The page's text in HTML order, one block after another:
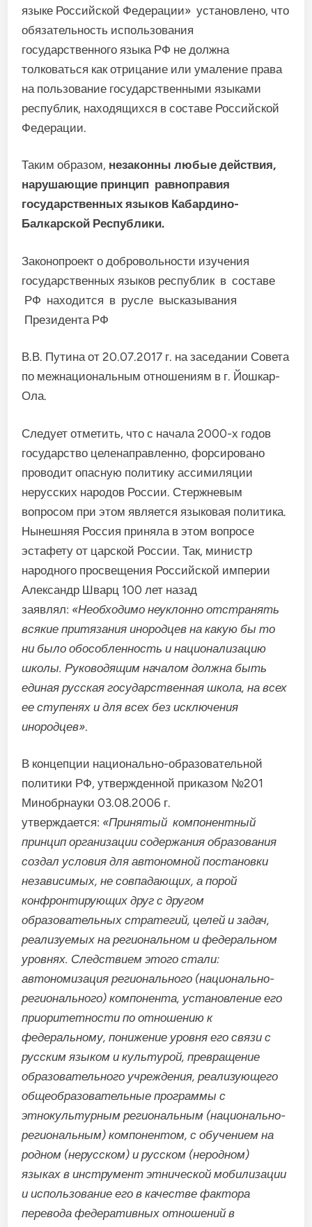
языке Российской Федерации» установлено, что
обязательность использования
государственного языка РФ не должна
толковаться как отрицание или умаление права
на пользование государственными языками
республик, находящихся в составе Российской
Федерации.
Таким образом, незаконны любые действия,
нарушающие принцип равноправия
государственных языков Кабардино-
Балкарской Республики.
Законопроект о добровольности изучения
государственных языков республик в составе
РФ находится в русле высказывания
Президента РФ
В.В. Путина от 20.07.2017 г. на заседании Совета
по межнациональным отношениям в г. Йошкар-
Ола.
Следует отметить, что с начала 2000-х годов
государство целенаправленно, форсировано
проводит опасную политику ассимиляции
нерусских народов России. Стержневым
вопросом при этом является языковая политика.
Нынешняя Россия приняла в этом вопросе
эстафету от царской России. Так, министр
народного просвещения Российской империи
Александр Шварц 100 лет назад
заявлял: «Необходимо неуклонно отстранять
всякие притязания инородцев на какую бы то
ни было обособленность и национализацию
школы. Руководящим началом должна быть
единая русская государственная школа, на всех
ее ступенях и для всех без исключения
инородцев».
В концепции национально-образовательной
политики РФ, утвержденной приказом №201
Минобрнауки 03.08.2006 г.
утверждается: «Принятый компонентный
принцип организации содержания образования
создал условия для автономной постановки
независимых, не совпадающих, а порой
конфронтирующих друг с другом
образовательных стратегий, целей и задач,
реализуемых на региональном и федеральном
уровнях. Следствием этого стали:
автономизация регионального (национально-
регионального) компонента, установление его
приоритетности по отношению к
федеральному, понижение уровня его связи с
русским языком и культурой, превращение
образовательного учреждения, реализующего
общеобразовательные программы с
этнокультурным региональным (национально-
региональным) компонентом, с обучением на
родном (нерусском) и русском (неродном)
языках в инструмент этнической мобилизации
и использование его в качестве фактора
перевода федеративных отношений в